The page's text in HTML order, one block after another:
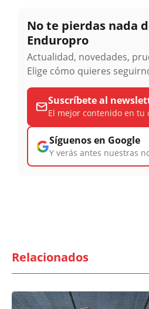
No te pierdas nada
Enduropro
Actualidad, novedades,
Elige cómo quieres
Suscríbete al
El mejor contenido en tu
Síguenos en Google
Y verás antes nuestras
Relacionados